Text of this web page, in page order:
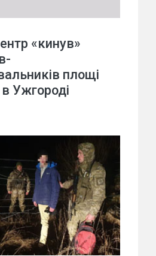
«кинув»
площі
Ужгороді